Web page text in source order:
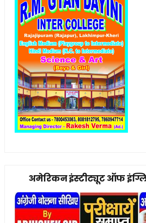
अमेरिकन इंस्टीट्यूट ऑफ